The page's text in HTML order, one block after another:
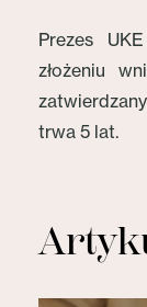
Prezes
złożeniu
trwa 5 lat.